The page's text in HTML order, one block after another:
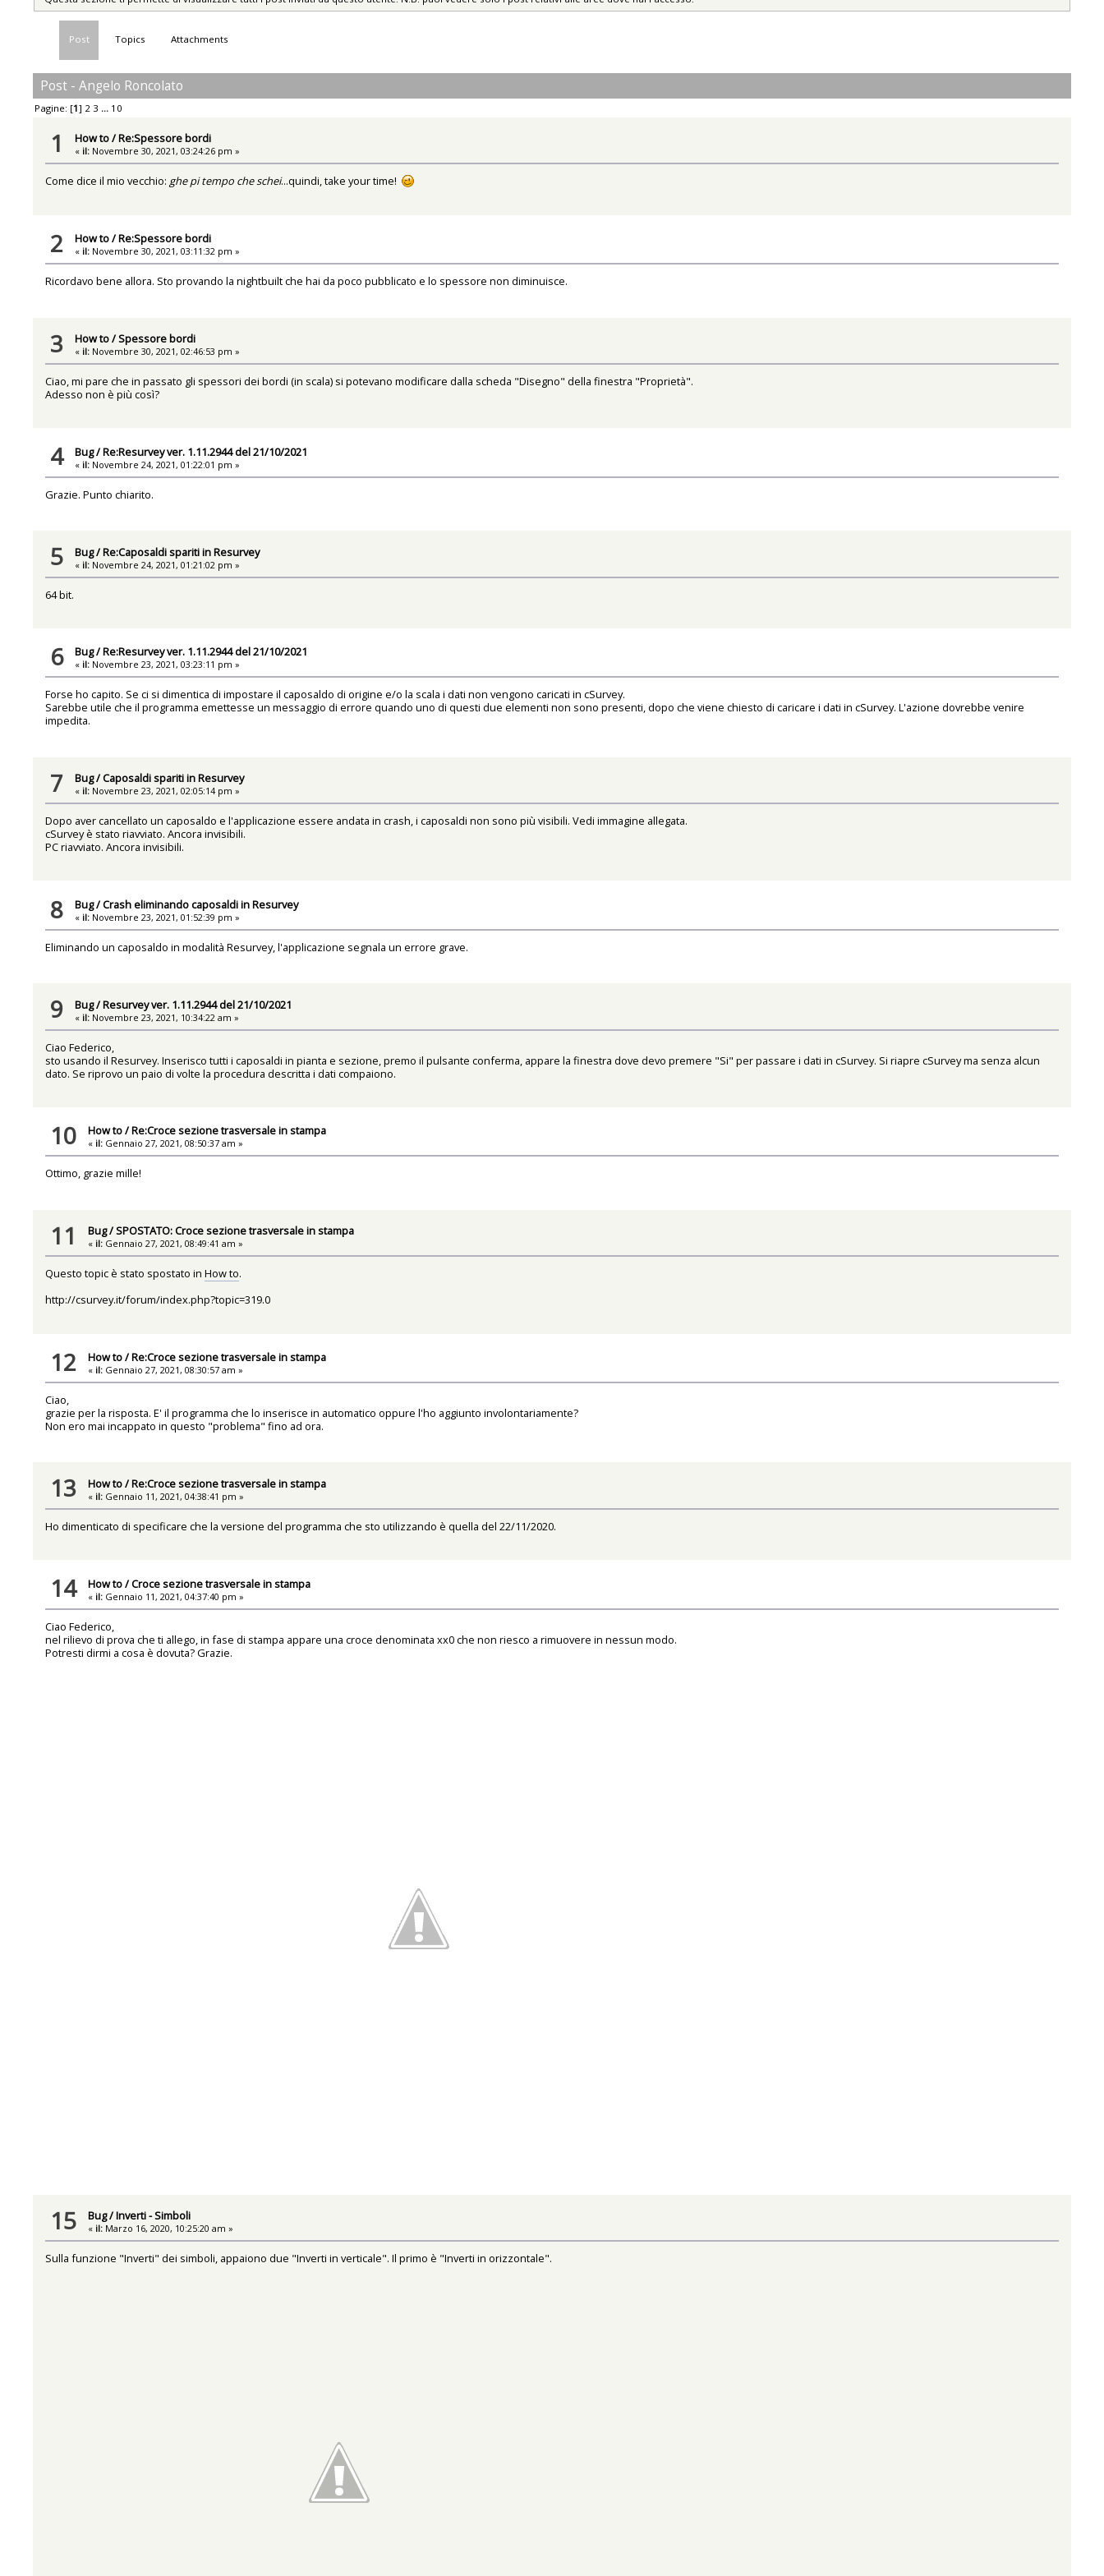
Post Topics Attachments
Post - Angelo Roncolato
Pagine: [1] 2 3 ... 10
1 How to/Re:Spessore bordi
« il: Novembre 30, 2021, 03:24:26 pm »
Come dice il mio vecchio: ghe pi tempo che schei...quindi, take your time!
2 How to/Re:Spessore bordi
« il: Novembre 30, 2021, 03:11:32 pm »
Ricordavo bene allora. Sto provando la nightbuilt che hai da poco pubblicato e lo spessore non diminuisce.
3 How to/Spessore bordi
« il: Novembre 30, 2021, 02:46:53 pm »
Ciao, mi pare che in passato gli spessori dei bordi (in scala) si potevano modificare dalla scheda "Disegno" della finestra "Proprietà".
Adesso non è più così?
4 Bug/Re:Resurvey ver. 1.11.2944 del 21/10/2021
« il: Novembre 24, 2021, 01:22:01 pm »
Grazie. Punto chiarito.
5 Bug/Re:Caposaldi spariti in Resurvey
« il: Novembre 24, 2021, 01:21:02 pm »
64 bit.
6 Bug/Re:Resurvey ver. 1.11.2944 del 21/10/2021
« il: Novembre 23, 2021, 03:23:11 pm »
Forse ho capito. Se ci si dimentica di impostare il caposaldo di origine e/o la scala i dati non vengono caricati in cSurvey.
Sarebbe utile che il programma emettesse un messaggio di errore quando uno di questi due elementi non sono presenti, dopo che viene chiesto di caricare i dati in cSurvey. L'azione dovrebbe venire
impedita.
7 Bug/ Caposaldi spariti in Resurvey
« il: Novembre 23, 2021, 02:05:14 pm »
Dopo aver cancellato un caposaldo e l'applicazione essere andata in crash, i caposaldi non sono più visibili. Vedi immagine allegata.
cSurvey è stato riavviato. Ancora invisibili.
PC riavviato. Ancora invisibili.
8 Bug/Crash eliminando caposaldi in Resurvey
« il: Novembre 23, 2021, 01:52:39 pm »
Eliminando un caposaldo in modalità Resurvey, l'applicazione segnala un errore grave.
9 Bug/Resurvey ver. 1.11.2944 del 21/10/2021
« il: Novembre 23, 2021, 10:34:22 am »
Ciao Federico,
sto usando il Resurvey. Inserisco tutti i caposaldi in pianta e sezione, premo il pulsante conferma, appare la finestra dove devo premere "Si" per passare i dati in cSurvey. Si riapre cSurvey ma senza alcun
dato. Se riprovo un paio di volte la procedura descritta i dati compaiono.
10 How to/Re:Croce sezione trasversale in stampa
« il: Gennaio 27, 2021, 08:50:37 am »
Ottimo, grazie mille!
11 Bug/SPOSTATO: Croce sezione trasversale in stampa
« il: Gennaio 27, 2021, 08:49:41 am »
Questo topic è stato spostato inHow to.
http://csurvey.it/forum/index.php?topic=319.0
12 How to/Re:Croce sezione trasversale in stampa
« il: Gennaio 27, 2021, 08:30:57 am »
Ciao,
grazie per la risposta. E' il programma che lo inserisce in automatico oppure l'ho aggiunto involontariamente?
Non ero mai incappato in questo "problema" fino ad ora.
13 How to/Re:Croce sezione trasversale in stampa
« il: Gennaio 11, 2021, 04:38:41 pm »
Ho dimenticato di specificare che la versione del programma che sto utilizzando è quella del 22/11/2020.
14 How to/Croce sezione trasversale in stampa
« il: Gennaio 11, 2021, 04:37:40 pm »
Ciao Federico,
nel rilievo di prova che ti allego, in fase di stampa appare una croce denominata xx0 che non riesco a rimuovere in nessun modo.
Potresti dirmi a cosa è dovuta? Grazie.
15 Bug/Inverti - Simboli
« il: Marzo 16, 2020, 10:25:20 am »
Sulla funzione "Inverti" dei simboli, appaiono due "Inverti in verticale". Il primo è "Inverti in orizzontale".